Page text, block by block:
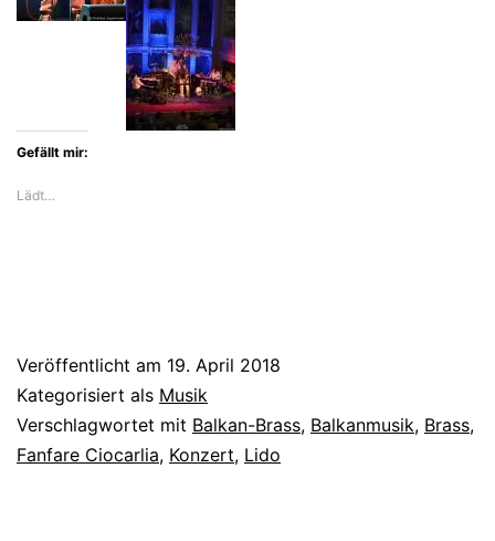
das
Gefällt mir:
Lädt…
Veröffentlicht am 19. April 2018
Kategorisiert als Musik
Verschlagwortet mit Balkan-Brass, Balkanmusik, Brass,
Fanfare Ciocarlia, Konzert, Lido